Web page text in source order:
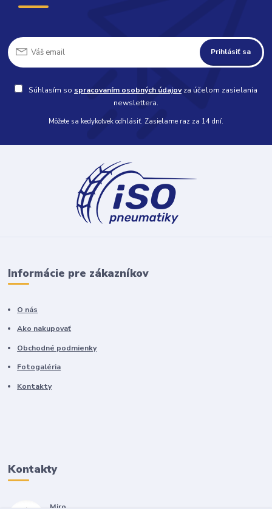
Prihlásiť sa
Súhlasím so spracovaním osobných údajovza účelom zasielania
newslettera.
Môžete sa kedykoľvek odhlásiť. Zasielame raz za 14 dní.
Informácie pre zákazníkov
O nás
Ako nakupovať
Obchodné podmienky
Fotogaléria
Kontakty
Kontakty
Miro